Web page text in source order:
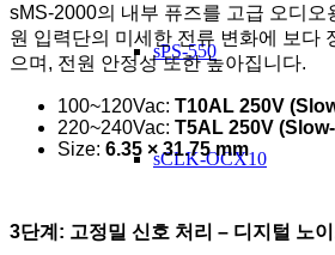
sPS-550
sCLK-OCX10
sMS-2000의 내부 퓨즈를 고급 오디오
원 입력단의 미세한 전류 변화에 보다
으며, 전원 안정성 또한 높아집니다.
100~120Vac: T10AL 250V
220~240Vac: T5AL 250V
Size: 6.35 × 31.75 mm
3단계: 고정밀 신호 처리 – 디지털 노